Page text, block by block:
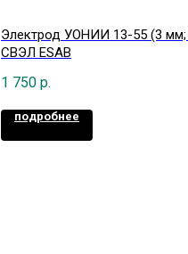
Электрод УОНИИ 13-55 (3 мм;
СВЭЛ ESAB
1 750 р.
подробнее